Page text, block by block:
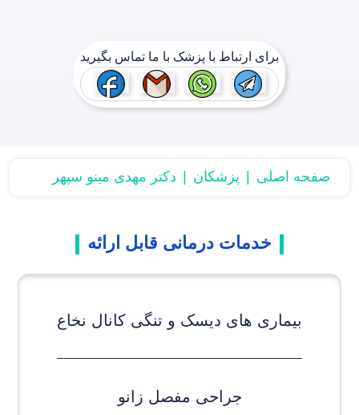
برای ارتباط با پزشک با ما تماس بگیرید
صفحه اصلی پزشکان دکتر مهدی مینو سپهر
خدمات درمانی قابل ارائه
بیماری های دیسک و تنگی کانال نخاع
جراحی مفصل زانو